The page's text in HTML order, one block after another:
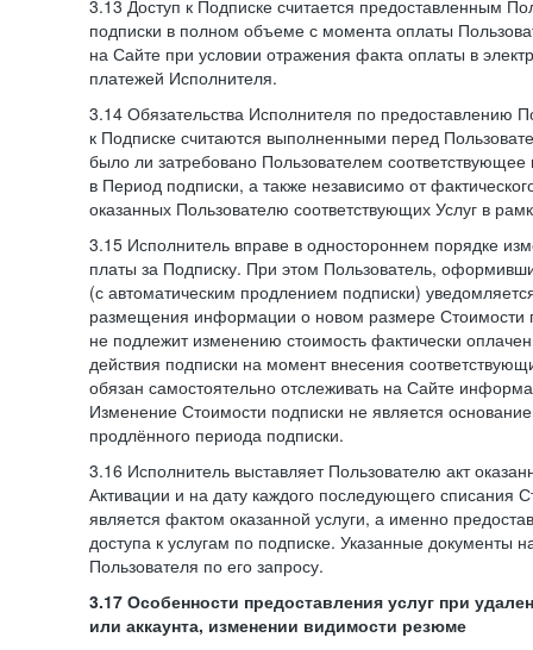
3.13 Доступ к Подписке считается предоставленным
подписки в полном объеме с момента оплаты
на Сайте при условии отражения факта оплаты в
платежей Исполнителя.
3.14 Обязательства Исполнителя по предоставлению
к Подписке считаются выполненными перед
было ли затребовано Пользователем
в Период подписки, а также независимо от
оказанных Пользователю соответствующих Услуг в
3.15 Исполнитель вправе в одностороннем порядке
платы за Подписку. При этом Пользователь,
(с автоматическим продлением подписки)
размещения информации о новом размере Стоимости
не подлежит изменению стоимость фактически
действия подписки на момент внесения
обязан самостоятельно отслеживать на Сайте
Изменение Стоимости подписки не является
продлённого периода подписки.
3.16 Исполнитель выставляет Пользователю акт
Активации и на дату каждого последующего списания
является фактом оказанной услуги, а именно
доступа к услугам по подписке. Указанные документы
Пользователя по его запросу.
3.17 Особенности предоставления услуг при
или аккаунта, изменении видимости резюме